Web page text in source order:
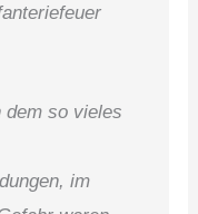
dem so vieles
im